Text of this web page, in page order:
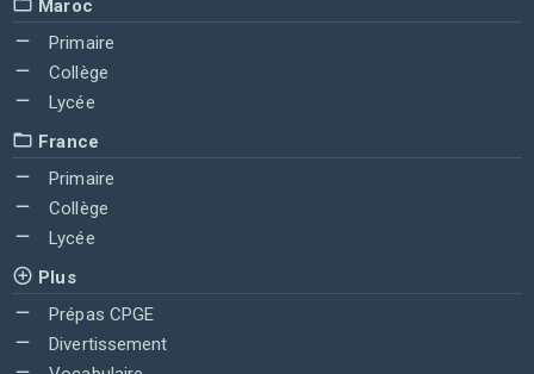
Maroc
Primaire
Collège
Lycée
France
Primaire
Collège
Lycée
Plus
Prépas CPGE
Divertissement